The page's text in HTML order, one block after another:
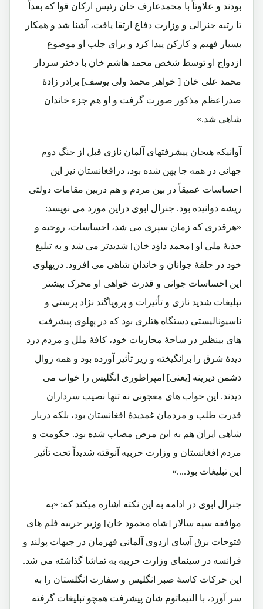
بودند و علاوتاً با محمدعارف خان رئیس ارکان قوا که بعداً
تا رتبه جنرالی و وزارت دفاع ارتقا یافت، آشنا شد و همکار
بسیار فهیم و کارکن پیدا کرد و برای جلب او موضوع
ازدواج او توسط شخص محمد هاشم خان با دختر سردار
محمد علی خان [ خواهر محمد ولی یوسف] برادر زادۀ
صدراعظم مذکور صورت گرفت و او هم جزء خاندان
شاهی شد.»
آوانیکه هیجان پیشرفتهای آلمان نازی قبل از جنگ دوم
جهانی در همه جا پهن شده بود، درافغانستان نیز این
احساسات عمیقاً در بین مردم و هم دربین مقامات دولتی
ریشه دوانیده بود. جنرال ابوی دراین مورد می نویسد:
«هرقدری که زمان سپری می شد، احساسات، روحیه و
جذبۀ ملی او [محمد داؤد خان] شدیدتر می شد و به تبلیغ
خود در حلقۀ جوانان و خاندان شاهی می افزود. درپهلوی
این احساسات جوانی و قدرت خواهی او محرک بیشتر
تبلیغات شدید نازی و تأثیرات و پروپاگند نژاد پرستی و
ناسیونالیستی دستگاه هتلری بود که در پهلوی پیشرفت
های بینظیر در ساحۀ محاربات خود، کافۀ ملل و مردم درد
دیدۀ شرق را برانگیخته و زیر تأثیر آورده بود و همه زوال
دشمن دیرینه [یعنی] امپراطوری انگلیس را خواب می
دیدند. این خواب های معجونی نه تنها نصیب سرداران
قدرت طلب و مردمان غمدیدۀ افغانستان بود، بلکه دربار
شاهی ایران هم به این مرض مصاب شده بود. حکومت و
مردم افغانستان و وزارت حربیه آنوقته شدیداً تحت تأثیر
این تبلیغات بود....»
جنرال ابوی در ادامه به این نکته اشاره میکند که: «به
موافقه سپه سالار [شاه محمود خان] وزیر حربیه فلم های
فتوحات برق آسای اردوی آلمانی قهرمان در جبهات پولند و
فرانسه در سینمای وزارت حربیه به تماشا گذاشته می شد.
این حرکات کاسۀ صبر انگلیس و سفارت انگلستان را به
سر آورد، با التیماتوم شان پیشرفت همچو تبلیغات گرفته